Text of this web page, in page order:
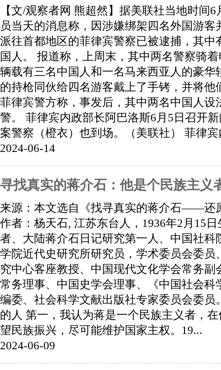
【文/观察者网 熊超然】据美联社当地时间
员当天的消息称，因涉嫌绑架四名外国游客
派往首都地区的菲律宾警察已被逮捕，其中
国人。 报道称，上周末，其中两名警察骑
辆载有三名中国人和一名马来西亚人的豪华
的持枪同伙给四名游客戴上了手铐，并将他
菲律宾警方称，事发后，其中两名中国人设
警。 菲律宾内政部长阿巴洛斯6月5日召开
案警察（橙衣）也到场。（美联社） 菲律宾
2024-06-14
寻找真实的蒋介石：他是个民族主义
来源：本文选自《找寻真实的蒋介石——还
作者：杨天石, 江苏东台人，1936年2月15
者、大陆蒋介石日记研究第一人、中国社科
学院近代史研究所研究员，学术委员会委员
究中心客座教授、中国现代文化学会常务副
常务理事、中国史学会理事、《中国社会科
编委、社会科学文献出版社专家委员会委员
的人 第一，我认为蒋是一个民族主义者，
望民族振兴，尽可能维护国家主权。19...
2024-06-09